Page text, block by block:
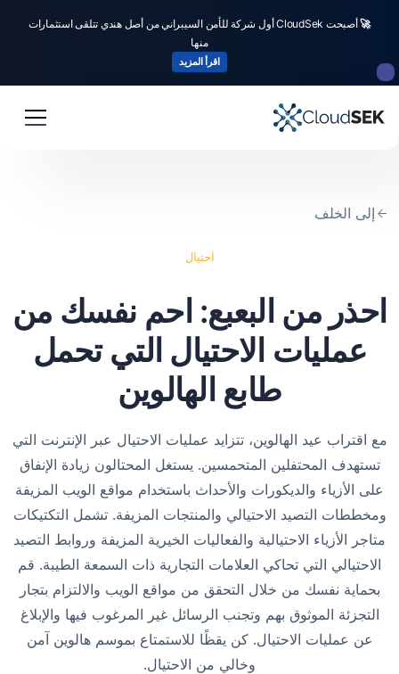
🚀
أصبحت CloudSek أول شركة للأمن السيبراني من أصل هندي تتلقى استثمارات
منها
اقرأ المزيد
إلى الخلف
احتيال
احذر من البعبع: احم نفسك من
عمليات الاحتيال التي تحمل
طابع الهالوين
مع اقتراب عيد الهالوين، تتزايد عمليات الاحتيال عبر الإنترنت التي
تستهدف المحتفلين المتحمسين. يستغل المحتالون زيادة الإنفاق
على الأزياء والديكورات والأحداث باستخدام مواقع الويب المزيفة
ومخططات التصيد الاحتيالي والمنتجات المزيفة. تشمل التكتيكات
متاجر الأزياء الاحتيالية والفعاليات الخيرية المزيفة وروابط التصيد
الاحتيالي التي تحاكي العلامات التجارية ذات السمعة الطيبة. قم
بحماية نفسك من خلال التحقق من مواقع الويب والالتزام بتجار
التجزئة الموثوق بهم وتجنب الرسائل غير المرغوب فيها والإبلاغ
عن عمليات الاحتيال. كن يقظًا للاستمتاع بموسم هالوين آمن
وخالي من الاحتيال.